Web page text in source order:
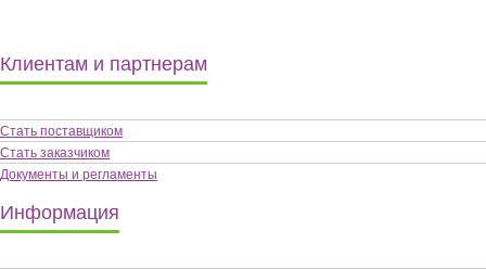
Клиентам и партнерам
Стать поставщиком
Стать заказчиком
Документы и регламенты
Информация